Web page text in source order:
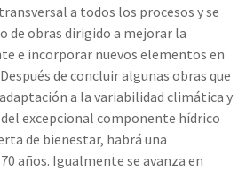
a todos los procesos y se
de obras dirigido a mejorar la
e incorporar nuevos elementos en
de concluir algunas obras que
a la variabilidad climática y
excepcional componente hídrico
de bienestar, habrá una
años. Igualmente se avanza en